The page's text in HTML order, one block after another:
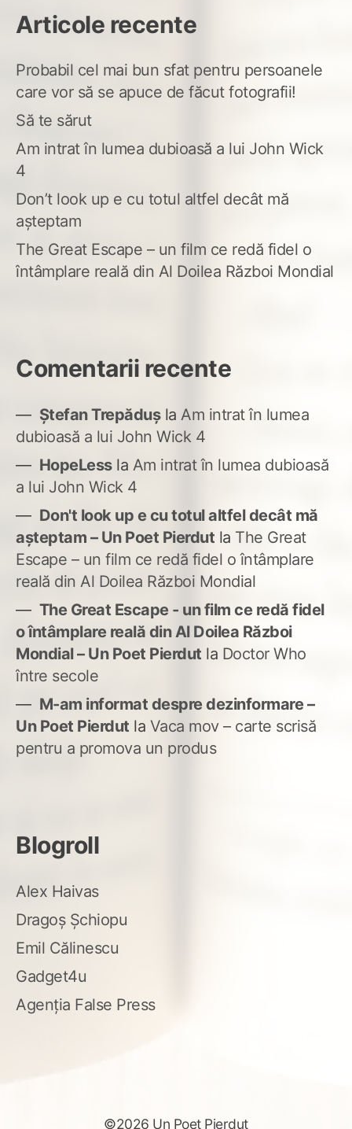
Articole recente
Probabil cel mai bun sfat pentru persoanele
care vor să se apuce de făcut fotografii!
Să te sărut
Am intrat în lumea dubioasă a lui John Wick
4
Don’t look up e cu totul altfel decât mă
așteptam
The Great Escape – un film ce redă fidel o
întâmplare reală din Al Doilea Război Mondial
Comentarii recente
Ștefan Trepădușla Am intrat în lumea
dubioasă a lui John Wick 4
HopeLessla Am intrat în lumea dubioasă
a lui John Wick 4
Don't look up e cu totul altfel decât mă
așteptam – Un Poet Pierdut la The Great
Escape – un film ce redă fidel o întâmplare
reală din Al Doilea Război Mondial
The Great Escape - un film ce redă fidel
o întâmplare reală din Al Doilea Război
Mondial – Un Poet Pierdut la Doctor Who
între secole
M-am informat despre dezinformare –
Un Poet Pierdut la Vaca mov – carte scrisă
pentru a promova un produs
Blogroll
Alex Haivas
Dragoș Șchiopu
Emil Călinescu
Gadget4u
Agenția False Press
©2026 Un Poet Pierdut